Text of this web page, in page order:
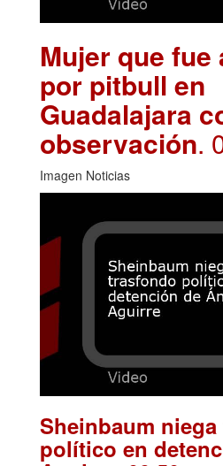
Mujer que fue
por pitbull en
Guadalajara
observación.
Imagen Noticias
Sheinbaum
político en